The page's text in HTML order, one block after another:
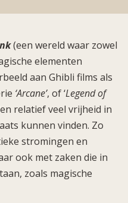
(een wereld waar zowel
elementen
aan Ghibli films als
‘Arcane’, of ‘Legend of
relatief veel vrijheid in
kunnen vinden. Zo
stromingen en
ook met zaken die in
zoals magische